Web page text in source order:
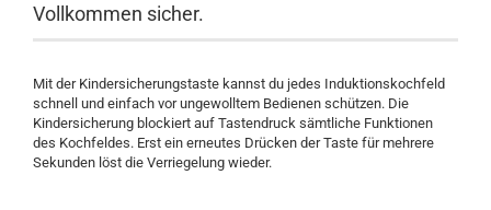
Vollkommen sicher.
Mit der Kindersicherungstaste kannst du jedes Induktionskochfeld
schnell und einfach vor ungewolltem Bedienen schützen. Die
Kindersicherung blockiert auf Tastendruck sämtliche Funktionen
des Kochfeldes. Erst ein erneutes Drücken der Taste für mehrere
Sekunden löst die Verriegelung wieder.